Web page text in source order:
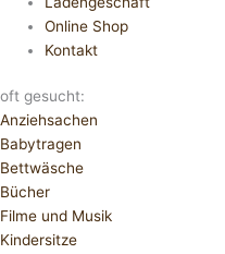
Online Shop
Kontakt
oft gesucht:
Anziehsachen
Babytragen
Bettwäsche
Bücher
Filme und Musik
Kindersitze